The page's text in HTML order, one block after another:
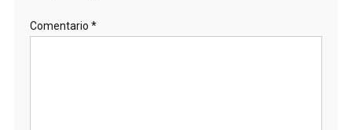
Comentario *